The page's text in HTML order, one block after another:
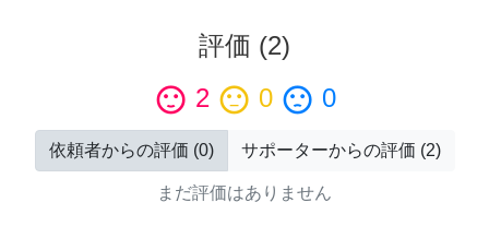
評価 (2)
sentiment_satisfied 2 sentiment_neutral 0 sentiment_dissatisfied 0
依頼者からの評価 (0) サポーターからの評価 (2)
まだ評価はありません